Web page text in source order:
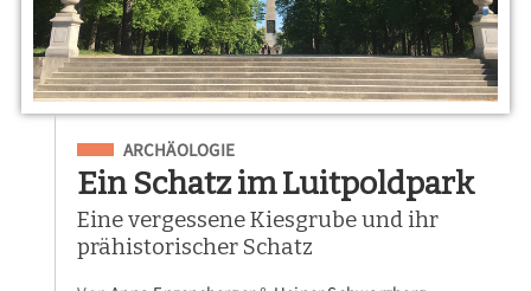
Eingeordnet unter
ARCHÄOLOGIE
Ein Schatz im Luitpoldpark
Eine vergessene Kiesgrube und ihr
prähistorischer Schatz